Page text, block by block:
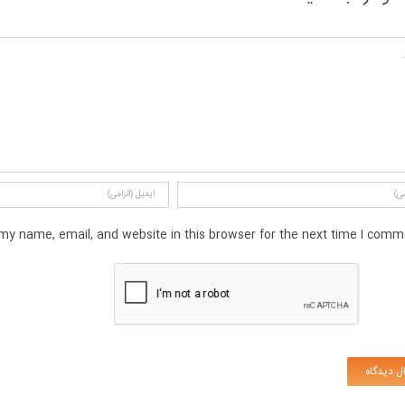
name, email, and website in this browser for the next time I